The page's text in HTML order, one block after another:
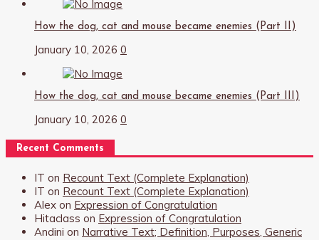
How the dog, cat and mouse became enemies (Part II)
January 10, 2026 0
How the dog, cat and mouse became enemies (Part III)
January 10, 2026 0
Recent Comments
IT on Recount Text (Complete Explanation)
IT on Recount Text (Complete Explanation)
Alex on Expression of Congratulation
Hitaclass on Expression of Congratulation
Andini on Narrative Text; Definition, Purposes, Generic